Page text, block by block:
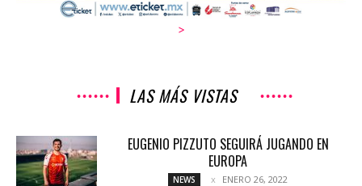
>
LAS MÁS VISTAS
EUGENIO PIZZUTO SEGUIRÁ JUGANDO EN
EUROPA
NEWS ENERO 26, 2022